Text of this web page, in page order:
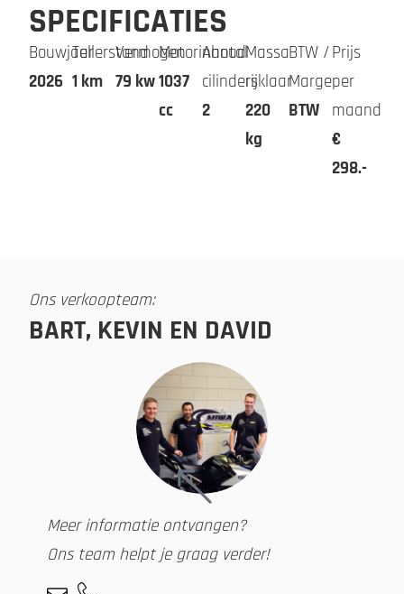
SPECIFICATIES
Bouwjaar
2026
Tellerstand
1 km
Vermogen
79 kw
Motorinhoud
1037
cc
Aantal
cilinders
2
Massa
rijklaar
220
kg
BTW /
Marge
BTW
Prijs
per
maand
€
298.-
Ons verkoopteam:
BART, KEVIN EN DAVID
Meer informatie ontvangen?
Ons team helpt je graag verder!